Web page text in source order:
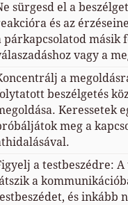
sürgesd el a
és az
párkapcsolatod másik
vagy a
a
beszélgetés
Keressetek
meg a
a testbeszédre:
a
és inkább